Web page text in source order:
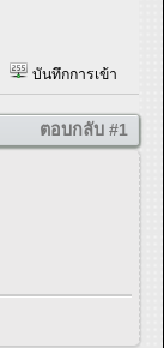
บันทึกการเข้า
ตอบกลับ #1